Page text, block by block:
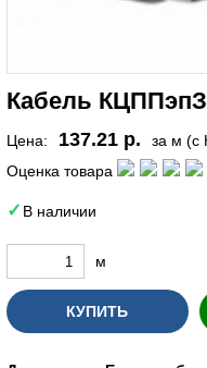
Кабель
Цена: 137.21 р.
за м (с
Оценка товара
В наличии
м
КУПИТЬ